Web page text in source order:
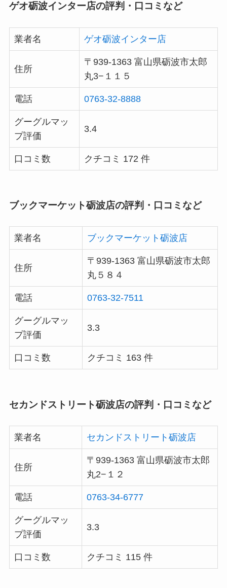
ゲオ砺波インター店の評判・口コミなど
業者名 ゲオ砺波インター店
住所
〒939-1363 富山県砺波市太郎
丸3−１１５
電話 0763-32-8888
グーグルマッ
プ評価
3.4
口コミ数 クチコミ 172 件
ブックマーケット砺波店の評判・口コミなど
業者名 ブックマーケット砺波店
住所
〒939-1363 富山県砺波市太郎
丸５８４
電話 0763-32-7511
グーグルマッ
プ評価
3.3
口コミ数 クチコミ 163 件
セカンドストリート砺波店の評判・口コミなど
業者名 セカンドストリート砺波店
住所
〒939-1363 富山県砺波市太郎
丸2−１２
電話 0763-34-6777
グーグルマッ
プ評価
3.3
口コミ数 クチコミ 115 件